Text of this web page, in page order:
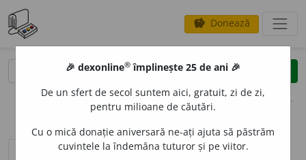
savings Donează
clear
opțiuni
definiții (1) pronunțievolume_up (7)
🎉 dexonline® împlinește 25 de ani 🎉
De un sfert de secol suntem aici, gratuit, zi de zi,
pentru milioane de căutări.
Cu o mică donație aniversară ne-ați ajuta să păstrăm
cuvintele la îndemâna tuturor și pe viitor.